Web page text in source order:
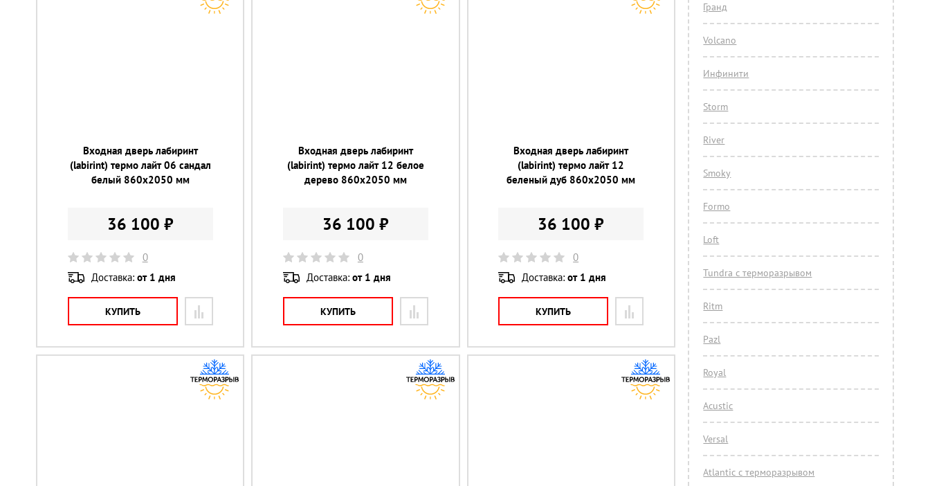
Входная дверь лабиринт
(labirint) термо лайт 06 сандал
белый 860х2050 мм
36 100 ₽
0
Доставка: от 1 дня
КУПИТЬ
Входная дверь лабиринт
(labirint) термо лайт 12 белое
дерево 860х2050 мм
36 100 ₽
0
Доставка: от 1 дня
КУПИТЬ
Входная дверь лабиринт
(labirint) термо лайт 12
беленый дуб 860х2050 мм
36 100 ₽
0
Доставка:от 1 дня
КУПИТЬ
Гранд
Volcano
Инфинити
Storm
River
Smoky
Formo
Loft
Tundra с терморазрывом
Ritm
Pazl
Royal
Acustic
Versal
Atlantic с терморазрывом